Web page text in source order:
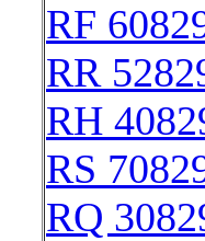
RF
RR
RH
RS
RQ